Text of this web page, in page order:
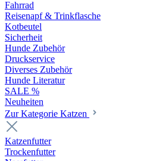
Fahrrad
Reisenapf & Trinkflasche
Kotbeutel
Sicherheit
Hunde Zubehör
Druckservice
Diverses Zubehör
Hunde Literatur
SALE %
Neuheiten
Zur Kategorie Katzen
Katzenfutter
Trockenfutter